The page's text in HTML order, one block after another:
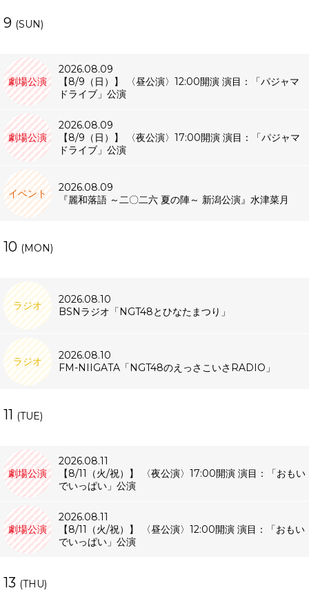
9 (SUN)
劇場公演
2026.08.09
【8/9（日）】 〈昼公演〉12:00開演 演目：「パジャマ
ドライブ」公演
劇場公演
2026.08.09
【8/9（日）】 〈夜公演〉17:00開演 演目：「パジャマ
ドライブ」公演
イベント
2026.08.09
『麗和落語 ～二〇二六 夏の陣～ 新潟公演』水津菜月
10 (MON)
ラジオ
2026.08.10
BSNラジオ「NGT48とひなたまつり」
ラジオ
2026.08.10
FM-NIIGATA「NGT48のえっさこいさRADIO」
11 (TUE)
劇場公演
2026.08.11
【8/11（火/祝）】 〈夜公演〉17:00開演 演目：「おもい
でいっぱい」公演
劇場公演
2026.08.11
【8/11（火/祝）】 〈昼公演〉12:00開演 演目：「おもい
でいっぱい」公演
13 (THU)